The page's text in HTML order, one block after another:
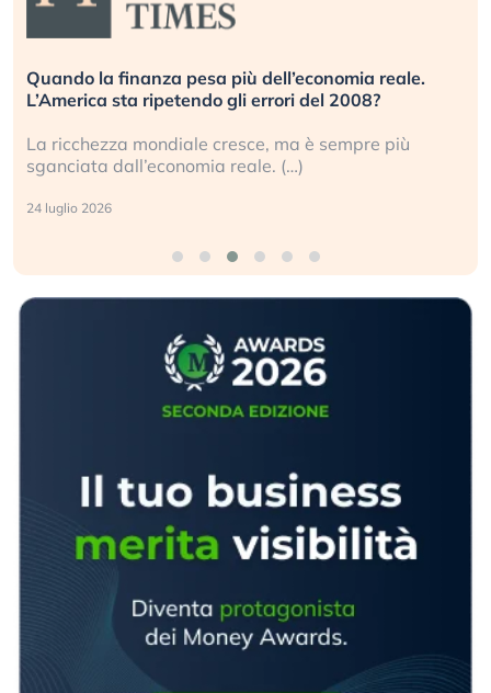
Quando la finanza pesa più dell’economia reale.
L’America sta ripetendo gli errori del 2008?
La ricchezza mondiale cresce, ma è sempre più
sganciata dall’economia reale. (…)
24 luglio 2026